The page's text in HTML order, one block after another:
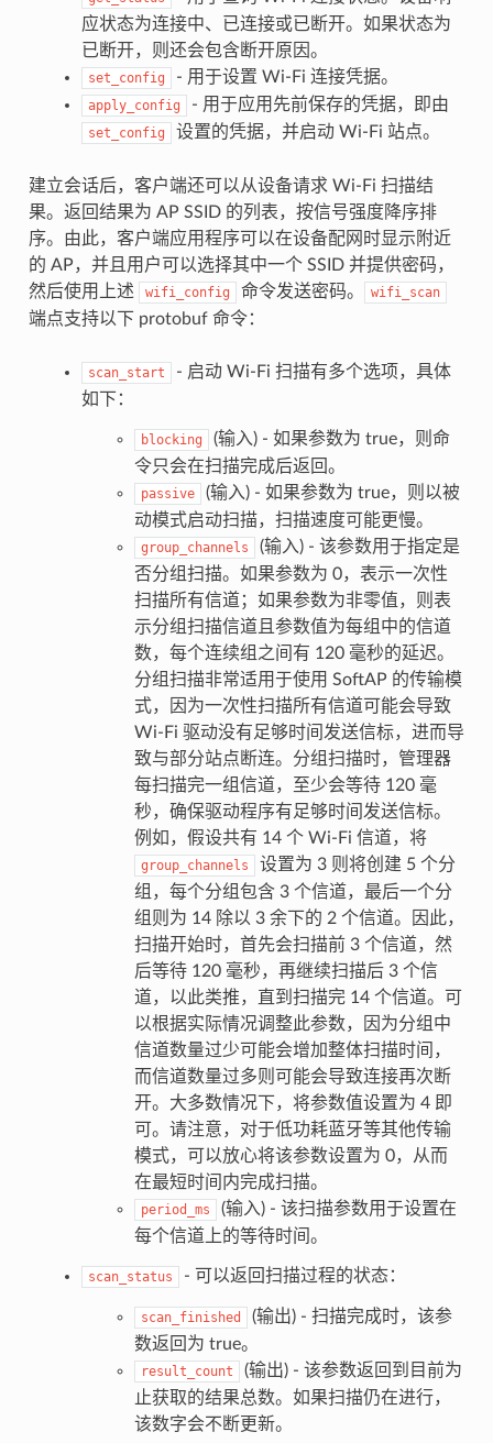
应状态为连接中、已连接或已断开。如果状态为
已断开，则还会包含断开原因。
set_config - 用于设置 Wi-Fi 连接凭据。
apply_config - 用于应用先前保存的凭据，即由
set_config 设置的凭据，并启动 Wi-Fi 站点。
建立会话后，客户端还可以从设备请求 Wi-Fi 扫描结
果。返回结果为 AP SSID 的列表，按信号强度降序排
序。由此，客户端应用程序可以在设备配网时显示附近
的 AP，并且用户可以选择其中一个 SSID 并提供密码，
然后使用上述
wifi_config 命令发送密码。 wifi_scan
端点支持以下 protobuf 命令：
scan_start
- 启动 Wi-Fi 扫描有多个选项，具体
如下：
blocking
(输入) - 如果参数为 true，则命
令只会在扫描完成后返回。
passive
(输入) - 如果参数为 true，则以被
动模式启动扫描，扫描速度可能更慢。
group_channels
(输入) - 该参数用于指定是
否分组扫描。如果参数为 0，表示一次性
扫描所有信道；如果参数为非零值，则表
示分组扫描信道且参数值为每组中的信道
数，每个连续组之间有 120 毫秒的延迟。
分组扫描非常适用于使用 SoftAP 的传输模
式，因为一次性扫描所有信道可能会导致
Wi-Fi 驱动没有足够时间发送信标，进而导
致与部分站点断连。分组扫描时，管理器
每扫描完一组信道，至少会等待 120 毫
秒，确保驱动程序有足够时间发送信标。
例如，假设共有 14 个 Wi-Fi 信道，将
group_channels
设置为 3 则将创建 5 个分
组，每个分组包含 3 个信道，最后一个分
组则为 14 除以 3 余下的 2 个信道。因此，
扫描开始时，首先会扫描前 3 个信道，然
后等待 120 毫秒，再继续扫描后 3 个信
道，以此类推，直到扫描完 14 个信道。可
以根据实际情况调整此参数，因为分组中
信道数量过少可能会增加整体扫描时间，
而信道数量过多则可能会导致连接再次断
开。大多数情况下，将参数值设置为 4 即
可。请注意，对于低功耗蓝牙等其他传输
模式，可以放心将该参数设置为 0，从而
在最短时间内完成扫描。
period_ms
(输入) - 该扫描参数用于设置在
每个信道上的等待时间。
scan_status - 可以返回扫描过程的状态：
scan_finished
(输出) - 扫描完成时，该参
数返回为 true。
result_count
(输出) - 该参数返回到目前为
止获取的结果总数。如果扫描仍在进行，
该数字会不断更新。